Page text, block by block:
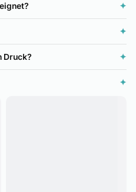
✦
✦
Druck? ✦
✦